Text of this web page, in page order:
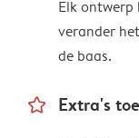
Elk
verander
de baas.
star_outline Extra's